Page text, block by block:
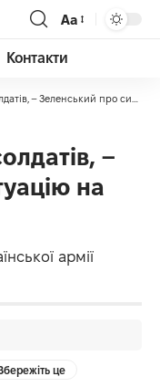
Аа
Контакти
про ситуацію на Курщині
–
на
армії